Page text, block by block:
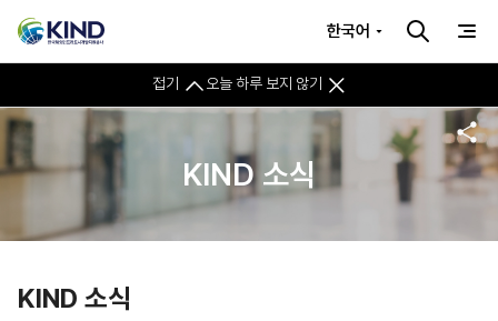
접기 오늘 하루 보지 않기
한국어
KIND 소식
KIND 소식